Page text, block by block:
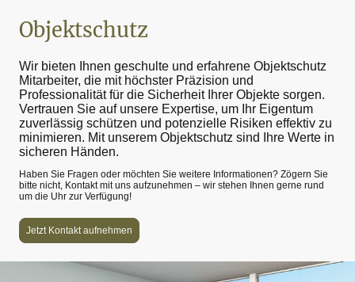
Objektschutz
Wir bieten Ihnen geschulte und erfahrene Objektschutz
Mitarbeiter, die mit höchster Präzision und
Professionalität für die Sicherheit Ihrer Objekte sorgen.
Vertrauen Sie auf unsere Expertise, um Ihr Eigentum
zuverlässig schützen und potenzielle Risiken effektiv zu
minimieren. Mit unserem Objektschutz sind Ihre Werte in
sicheren Händen.
Haben Sie Fragen oder möchten Sie weitere Informationen? Zögern Sie
bitte nicht, Kontakt mit uns aufzunehmen – wir stehen Ihnen gerne rund
um die Uhr zur Verfügung!
Jetzt Kontakt aufnehmen